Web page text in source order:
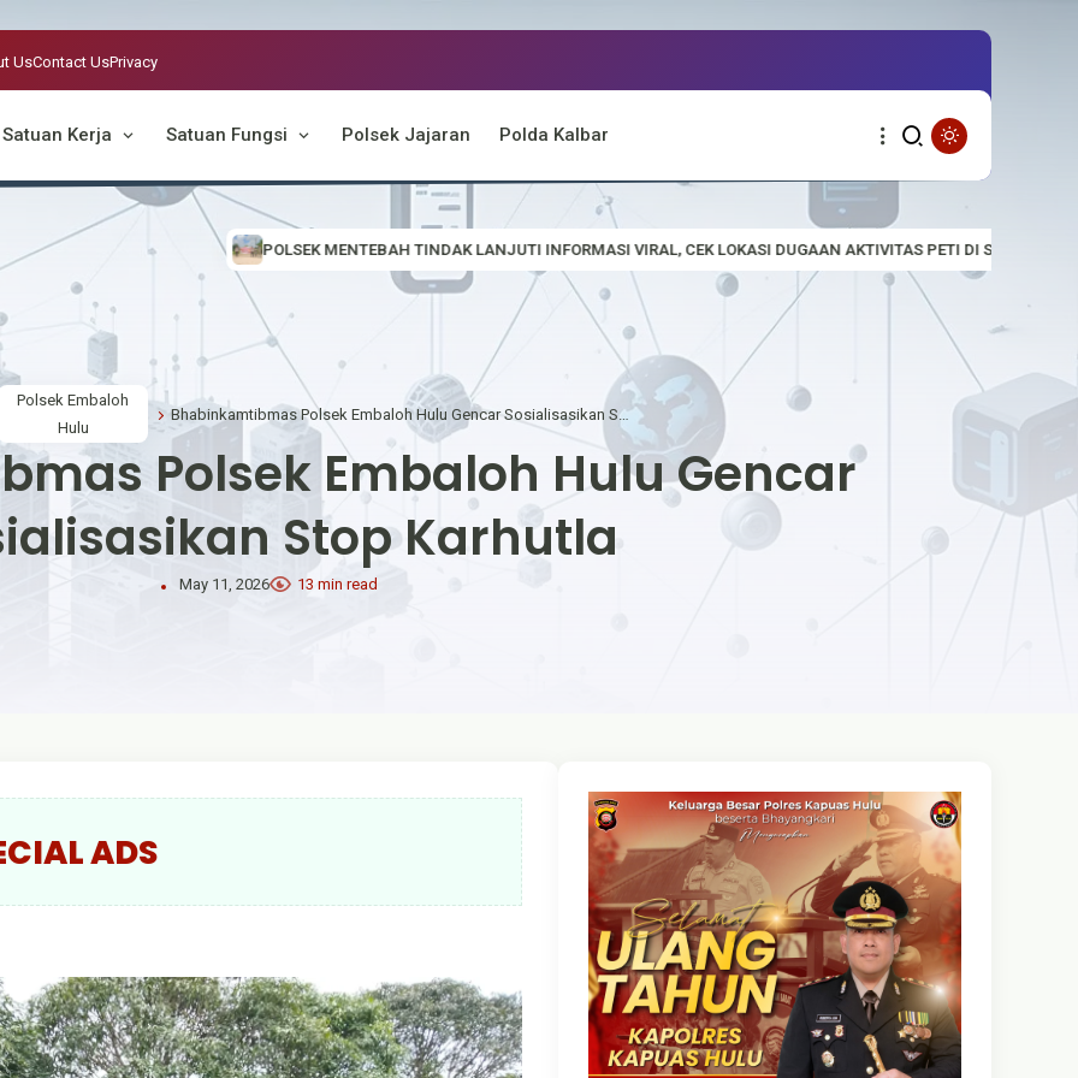
UsContact UsPrivacy
Satuan Kerja Satuan Fungsi Polsek Jajaran Polda Kalbar
POLSEK MENTEBAH TINDAK LANJUTI INFORMASI VIRAL, CEK LOKASI DUGAAN AKTIVITAS PETI DI SUNGAI EMPALAK Polsek
Polsek Embaloh
Hulu
Bhabinkamtibmas Polsek Embaloh Hulu Gencar Sosialisasikan Stop Karhutla
Polsek Embaloh Hulu Gencar
Stop Karhutla
May 11, 2026 13 min read
ADS